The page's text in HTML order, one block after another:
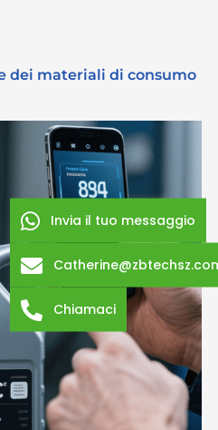
dei materiali di consumo
Invia il tuo messaggio
Chiamaci